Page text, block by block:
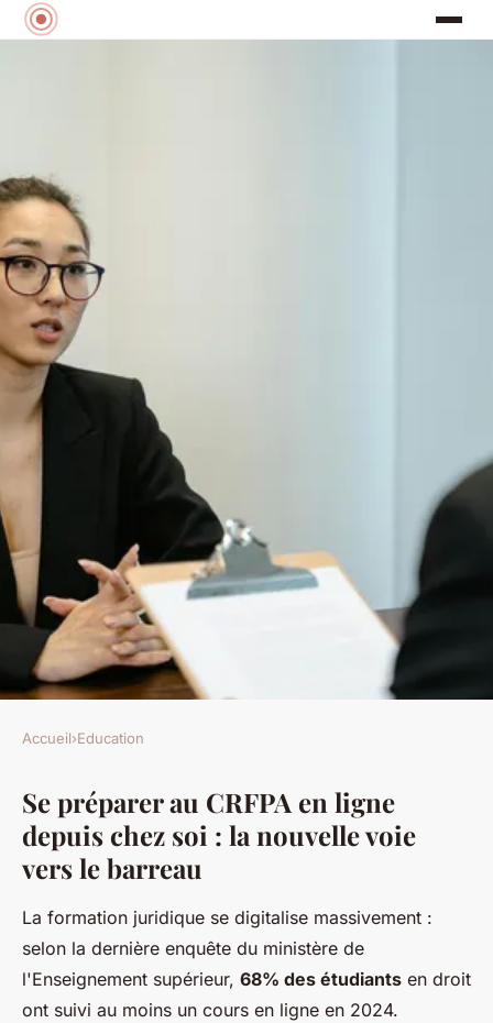
Préparez votre crfpa à
distance : conseils et astuces
efficaces
marthe•20 novembre 2025•4 min de lecture
Accueil›Education
Se préparer au CRFPA en ligne
depuis chez soi : la nouvelle voie
vers le barreau
La formation juridique se digitalise massivement :
selon la dernière enquête du ministère de
l'Enseignement supérieur, 68% des étudiants en droit
ont suivi au moins un cours en ligne en 2024.